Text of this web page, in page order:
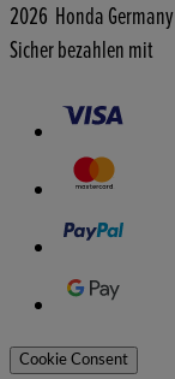
2026 Honda Germany
Sicher bezahlen mit
Cookie Consent